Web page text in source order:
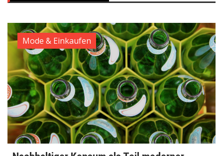
Mode & Einkaufen